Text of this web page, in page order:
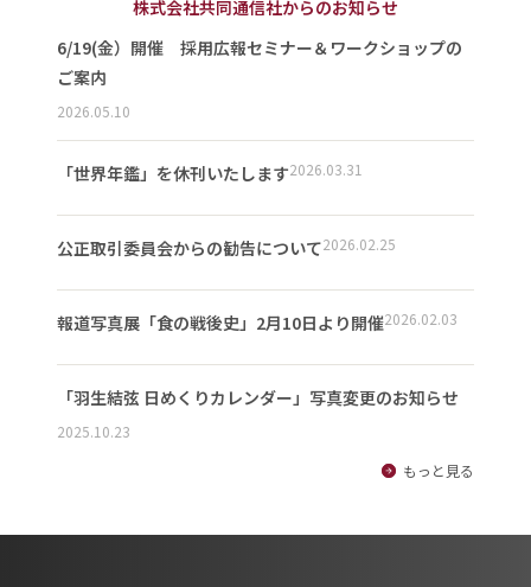
株式会社共同通信社からのお知らせ
6/19(金）開催 採用広報セミナー＆ワークショップの
ご案内
2026.05.10
「世界年鑑」を休刊いたします2026.03.31
公正取引委員会からの勧告について2026.02.25
報道写真展「食の戦後史」2月10日より開催2026.02.03
「羽生結弦 日めくりカレンダー」写真変更のお知らせ
2025.10.23
もっと見る